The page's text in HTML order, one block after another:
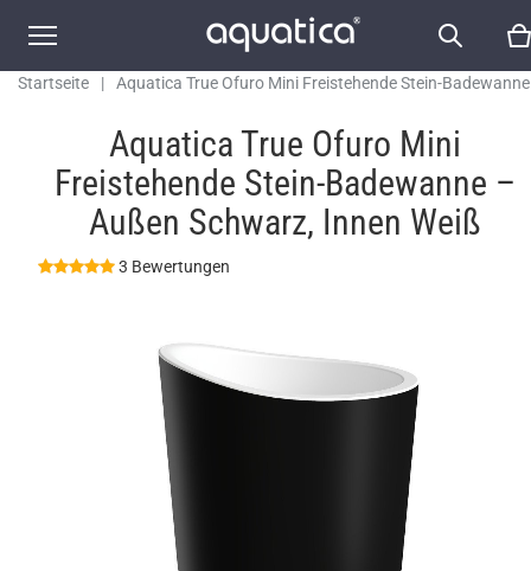
Startseite |
Aquatica True Ofuro Mini Freistehende Stein-
Aquatica True Ofuro Mini
Freistehende Stein-Badewanne –
Außen Schwarz, Innen Weiß
3 Bewertungen